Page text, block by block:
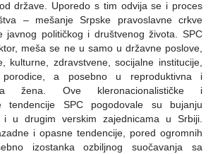
države. Uporedo s tim odvija se i proces
– mešanje Srpske pravoslavne crkve
javnog političkog i društvenog života. SPC
meša se ne u samo u državne poslove,
kulturne, zdravstvene, socijalne institucije,
porodice, a posebno u reproduktivna i
žena. Ove kleronacionalističke i
tendencije SPC pogodovale su bujanju
i u drugim verskim zajednicama u Srbiji.
i opasne tendencije, pored ogromnih
izostanka ozbiljnog suočavanja sa